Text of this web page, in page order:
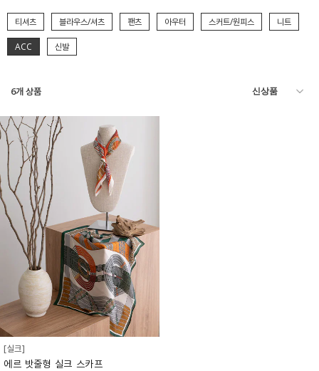
티셔츠 블라우스/셔츠 팬츠 아우터 스커트/원피스 니트
ACC 신발
6개 상품
[실크]
에르 밧줄형 실크 스카프